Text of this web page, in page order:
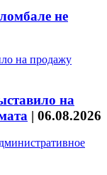
не
на
| 06.08.2026